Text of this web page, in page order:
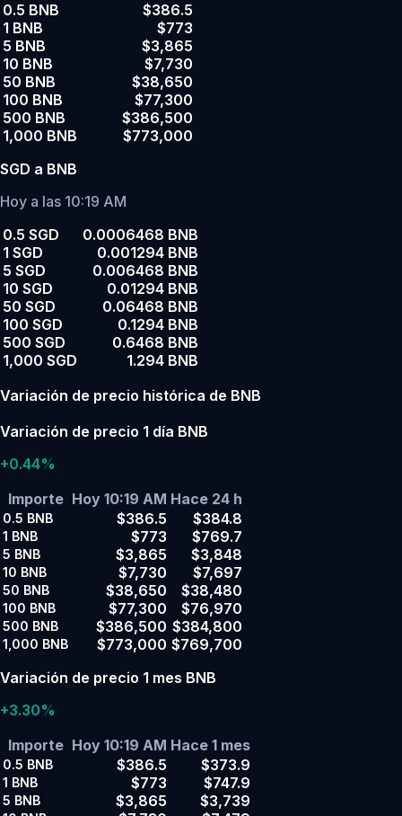
0.5 BNB
$386.5
1 BNB
$773
5 BNB
$3,865
10 BNB
$7,730
50 BNB
$38,650
100 BNB
$77,300
500 BNB
$386,500
1,000 BNB
$773,000
SGD a BNB
Hoy a las 10:19 AM
0.5 SGD
0.0006468 BNB
1 SGD
0.001294 BNB
5 SGD
0.006468 BNB
10 SGD
0.01294 BNB
50 SGD
0.06468 BNB
100 SGD
0.1294 BNB
500 SGD
0.6468 BNB
1,000 SGD
1.294 BNB
Variación de precio histórica de BNB
Variación de precio 1 día BNB
+0.44%
Importe Hoy 10:19 AM Hace 24 h
0.5 BNB $386.5 $384.8
1 BNB $773 $769.7
5 BNB $3,865 $3,848
10 BNB $7,730 $7,697
50 BNB $38,650 $38,480
100 BNB $77,300 $76,970
500 BNB $386,500 $384,800
1,000 BNB $773,000 $769,700
Variación de precio 1 mes BNB
+3.30%
Importe Hoy 10:19 AM Hace 1 mes
0.5 BNB $386.5 $373.9
1 BNB $773 $747.9
5 BNB $3,865 $3,739